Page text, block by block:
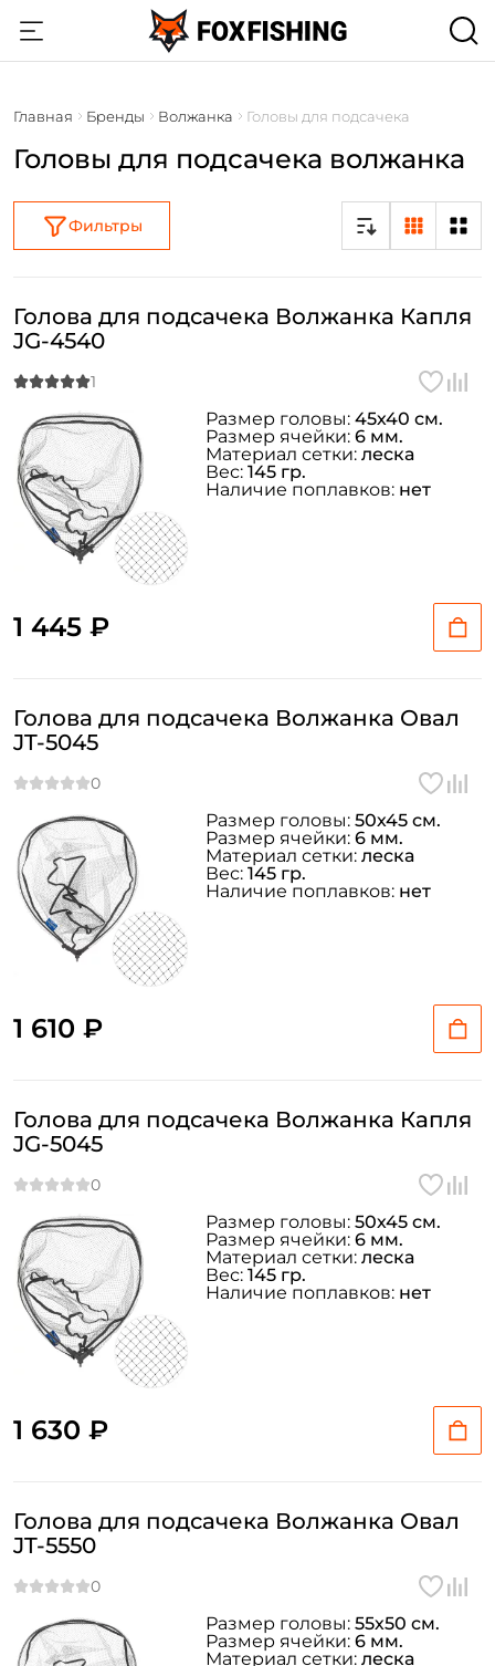
Главная Бренды Волжанка Головы для подсачека
Головы для подсачека волжанка
Фильтры
Голова для подсачека Волжанка Капля
JG-4540
1 445 ₽
Размер головы: 45х40 см.
Размер ячейки: 6 мм.
Материал сетки: леска
Вес: 145 гр.
Наличие поплавков: нет
Голова для подсачека Волжанка Овал
JT-5045
1 610 ₽
Размер головы: 50х45 см.
Размер ячейки: 6 мм.
Материал сетки: леска
Вес: 145 гр.
Наличие поплавков: нет
Голова для подсачека Волжанка Капля
JG-5045
1 630 ₽
Размер головы: 50х45 см.
Размер ячейки: 6 мм.
Материал сетки: леска
Вес: 145 гр.
Наличие поплавков: нет
Голова для подсачека Волжанка Овал
JT-5550
Размер головы: 55х50 см.
Размер ячейки: 6 мм.
Материал сетки: леска
Создать аккаунт